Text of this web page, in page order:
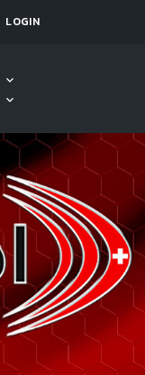
BILLARD TOUR
LOGIN